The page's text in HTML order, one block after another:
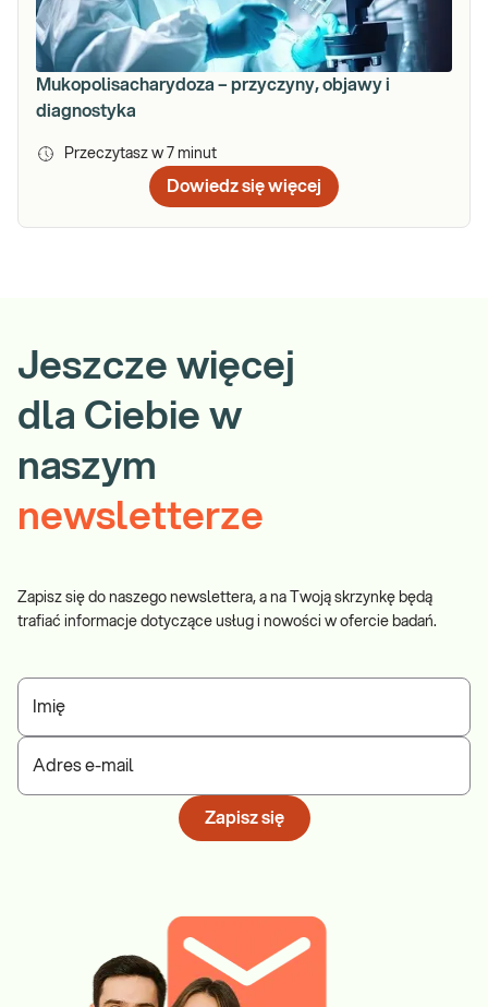
Mukopolisacharydoza – przyczyny, objawy i
diagnostyka
Przeczytasz w 7 minut
Dowiedz się więcej
Jeszcze więcej
dla Ciebie w
naszym
newsletterze
Zapisz się do naszego newslettera, a na Twoją skrzynkę będą
trafiać informacje dotyczące usług i nowości w ofercie badań.
Imię
Adres e-mail
Zapisz się